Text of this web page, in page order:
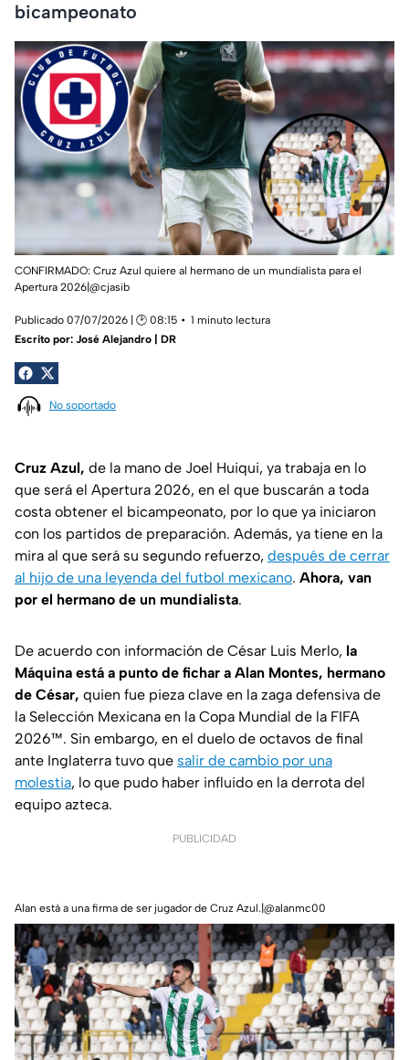
bicampeonato
CONFIRMADO: Cruz Azul quiere al hermano de un mundialista para el
Apertura 2026|@cjasib
Publicado 07/07/2026 | 🕑 08:15
1 minuto lectura
Escrito por: José Alejandro | DR
No soportado
Cruz Azul, de la mano de Joel Huiqui, ya trabaja en lo
que será el Apertura 2026, en el que buscarán a toda
costa obtener el bicampeonato, por lo que ya iniciaron
con los partidos de preparación. Además, ya tiene en la
mira al que será su segundo refuerzo, después de cerrar
al hijo de una leyenda del futbol mexicano. Ahora, van
por el hermano de un mundialista.
De acuerdo con información de César Luis Merlo, la
Máquina está a punto de fichar a Alan Montes, hermano
de César, quien fue pieza clave en la zaga defensiva de
la Selección Mexicana en la Copa Mundial de la FIFA
2026™. Sin embargo, en el duelo de octavos de final
ante Inglaterra tuvo que salir de cambio por una
molestia, lo que pudo haber influido en la derrota del
equipo azteca.
PUBLICIDAD
Alan está a una firma de ser jugador de Cruz Azul.|@alanmc00